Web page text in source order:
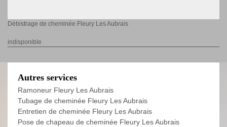
Débistrage de cheminée Fleury Les Aubrais
indisponible
Autres services
Ramoneur Fleury Les Aubrais
Tubage de cheminée Fleury Les Aubrais
Entretien de cheminée Fleury Les Aubrais
Pose de chapeau de cheminée Fleury Les Aubrais